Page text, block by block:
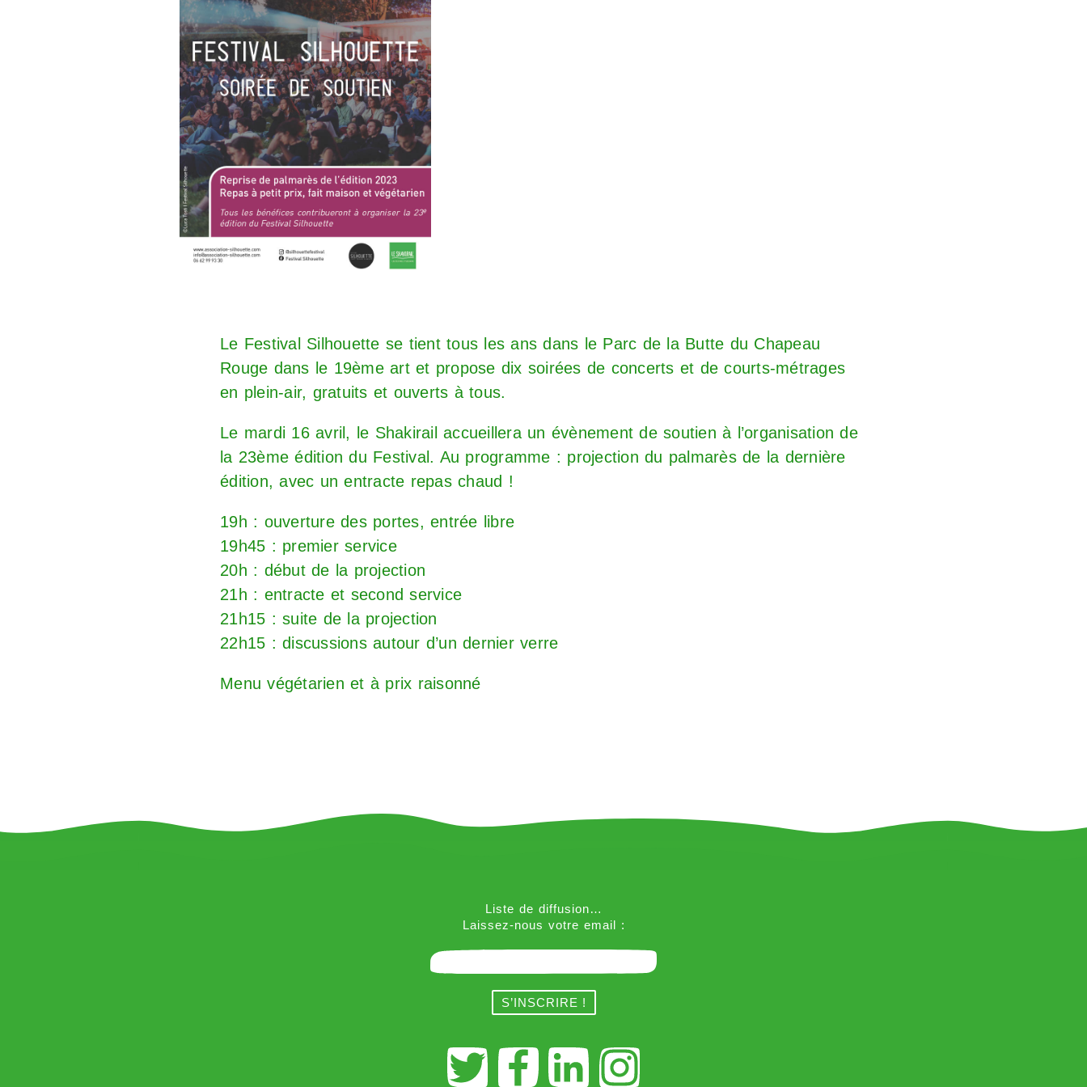
Le Festival Silhouette se tient tous les ans dans le Parc de la Butte du Chapeau
Rouge dans le 19ème art et propose dix soirées de concerts et de courts-métrages
en plein-air, gratuits et ouverts à tous.
Le mardi 16 avril, le Shakirail accueillera un évènement de soutien à l’organisation de
la 23ème édition du Festival. Au programme : projection du palmarès de la dernière
édition, avec un entracte repas chaud !
19h : ouverture des portes, entrée libre
19h45 : premier service
20h : début de la projection
21h : entracte et second service
21h15 : suite de la projection
22h15 : discussions autour d’un dernier verre
Menu végétarien et à prix raisonné
Liste de diffusion…
Laissez-nous votre email :